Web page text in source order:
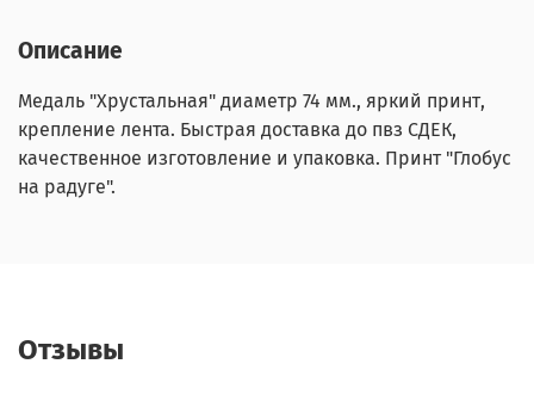
Описание
Медаль "Хрустальная" диаметр 74 мм., яркий принт,
крепление лента. Быстрая доставка до пвз СДЕК,
качественное изготовление и упаковка. Принт "Глобус
на радуге".
Отзывы